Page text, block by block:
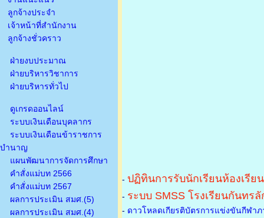
ลูกจ้างประจำ
เจ้าหน้าที่สำนักงาน
ลูกจ้างชั่วคราว
ฝ่ายงบประมาณ
ฝ่ายบริหารวิชาการ
ฝ่ายบริหารทั่วไป
ดูเกรดออนไลน์
ระบบเงินเดือนบุคลากร
ระบบเงินเดือนข้าราชการ
บำนาญ
แผนพัฒนาการจัดการศึกษา
คำสั่งแม่บท 2566
คำสั่งแม่บท 2567
ผลการประเมิน สมศ.(5)
ผลการประเมิน สมศ.(4)
- ปฏิทินการรับนักเรียนห้องเรีย
- ระบบ SMSS โรงเรียนกันทร
- ดาวโหลดเกียรติบัตรการแข่งขันกีฬา